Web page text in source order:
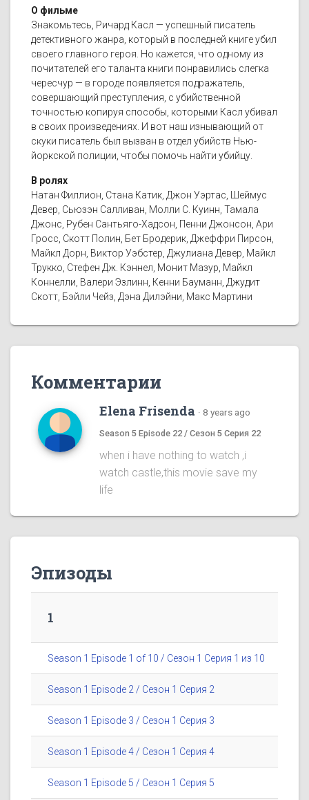
О фильме
Знакомьтесь, Ричард Касл — успешный писатель
детективного жанра, который в последней книге убил
своего главного героя. Но кажется, что одному из
почитателей его таланта книги понравились слегка
чересчур — в городе появляется подражатель,
совершающий преступления, с убийственной
точностью копируя способы, которыми Касл убивал
в своих произведениях. И вот наш изнывающий от
скуки писатель был вызван в отдел убийств Нью-
йоркской полиции, чтобы помочь найти убийцу.
В ролях
Натан Филлион, Стана Катик, Джон Уэртас, Шеймус
Девер, Сьюзэн Салливан, Молли С. Куинн, Тамала
Джонс, Рубен Сантьяго-Хадсон, Пенни Джонсон, Ари
Гросс, Скотт Полин, Бет Бродерик, Джеффри Пирсон,
Майкл Дорн, Виктор Уэбстер, Джулиана Девер, Майкл
Трукко, Стефен Дж. Кэннел, Монит Мазур, Майкл
Коннелли, Валери Эзлинн, Кенни Бауманн, Джудит
Скотт, Бэйли Чейз, Дэна Дилэйни, Макс Мартини
Комментарии
Elena Frisenda · 8 years ago
Season 5 Episode 22 / Сезон 5 Серия 22
when i have nothing to watch ,i
watch castle,this movie save my
life
Эпизоды
1
Season 1 Episode 1 of 10 / Сезон 1 Серия 1 из 10
Season 1 Episode 2 / Сезон 1 Серия 2
Season 1 Episode 3 / Сезон 1 Серия 3
Season 1 Episode 4 / Сезон 1 Серия 4
Season 1 Episode 5 / Сезон 1 Серия 5